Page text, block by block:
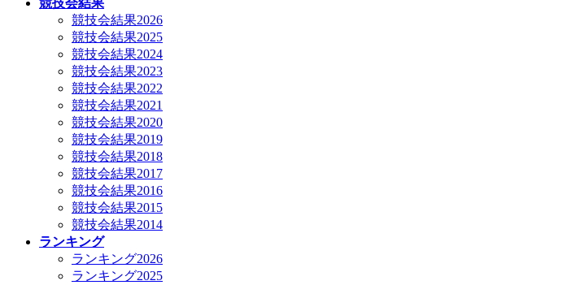
競技会結果
競技会結果2026
競技会結果2025
競技会結果2024
競技会結果2023
競技会結果2022
競技会結果2021
競技会結果2020
競技会結果2019
競技会結果2018
競技会結果2017
競技会結果2016
競技会結果2015
競技会結果2014
ランキング
ランキング2026
ランキング2025